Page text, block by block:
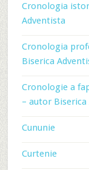
Cronologia
Adventista
Cronologia
Biserica
Cronologie a
– autor
Cununie
Curtenie